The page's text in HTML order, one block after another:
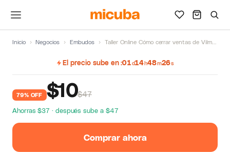
Inicio › Negocios › Embudos › Taller Online Cómo cerrar ventas de Vilma Nuñez
El precio sube en 01d14h48m25s
79% OFF $10$47
Ahorras $37 · después sube a $47
Comprar ahora